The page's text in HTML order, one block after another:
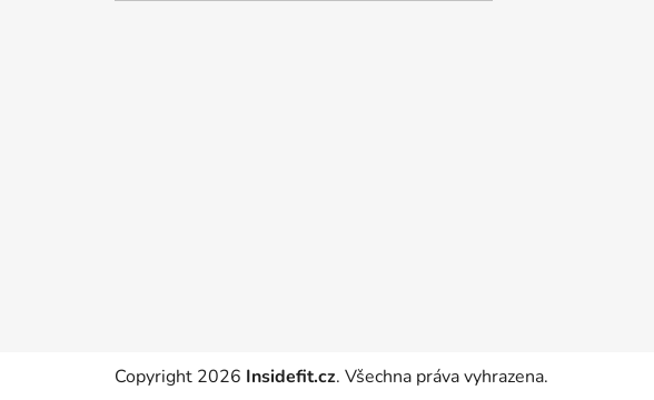
Copyright 2026 Insidefit.cz. Všechna práva vyhrazena.